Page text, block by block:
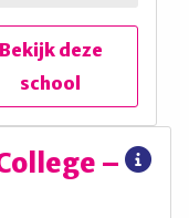
in je agenda
Bekijk deze
school
Mavo
–